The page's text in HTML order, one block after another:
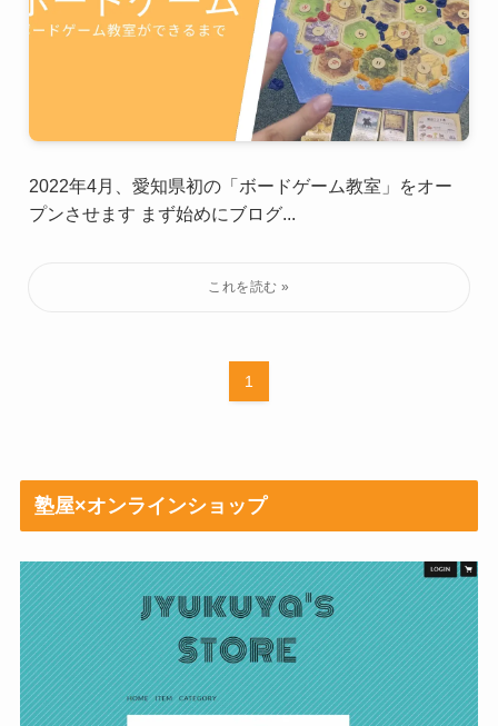
2022年4月、愛知県初の「ボードゲーム教室」をオー
プンさせます まず始めにブログ...
1
塾屋×オンラインショップ